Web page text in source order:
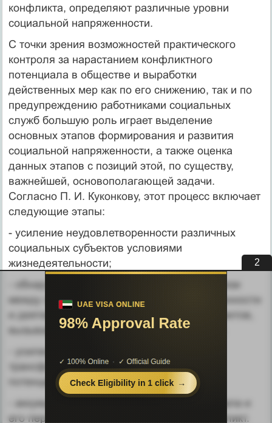
конфликта, определяют различные уровни
социальной напряженности.
С точки зрения возможностей практического
контроля за на­растанием конфликтного
потенциала в обществе и выработки
действенных мер как по его снижению, так и по
предупреждению работниками социальных
служб большую роль играет выделение
основных этапов формирования и развития
социальной напря­женности, а также оценка
данных этапов с позиций этой, по существу,
важнейшей, основополагающей задачи.
Согласно П. И. Куконкову, этот процесс включает
следующие этапы:
- усиление неудовлетворенности различных
социальных субъ­ектов условиями
жизнедеятельности;
- обнаружение причинно-следственной связи
между характером объекта неудовлетворенности
и деятельностью других социальных субъектов,
вызывающее социальную напряженность;
- усиление социальной напряженности,
трансформирующейся в конфликтный
потенциал;
- аккумулирование конфликтного потенциала и
его переход в открытый социальный конфликт.
1